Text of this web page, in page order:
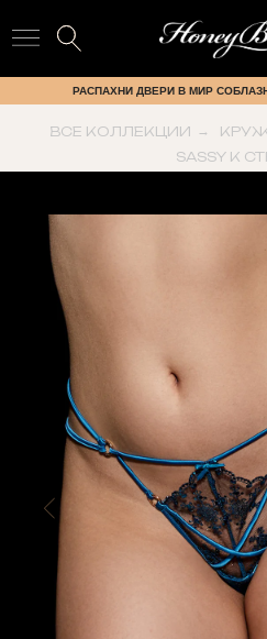
РАСПАХНИ ДВЕРИ В МИР
ВСЕ КОЛЛЕКЦИИ →
SASSY K